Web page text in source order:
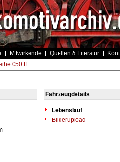
Mitwirkende Quellen & Literatur
050 ff
Fahrzeugdetails
Lebenslauf
Bilderupload